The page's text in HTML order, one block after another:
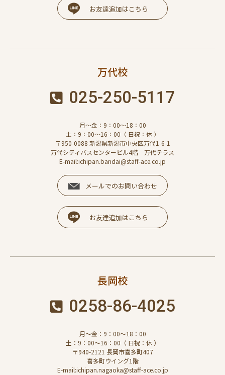
お友達追加はこちら
万代校
025-250-5117
月～金：9：00～18：00
土：9：00～16：00（ 日祝：休 ）
〒950-0088 新潟県新潟市中央区万代1-6-1
万代シティバスセンタービル4階 万代テラス
E-mail:ichipan.bandai@staff-ace.co.jp
メールでのお問い合わせ
お友達追加はこちら
長岡校
0258-86-4025
月～金：9：00～18：00
土：9：00～16：00（ 日祝：休 ）
〒940-2121 長岡市喜多町407
喜多町ウイング1階
E-mail:ichipan.nagaoka@staff-ace.co.jp